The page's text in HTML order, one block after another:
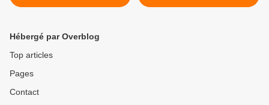
diffusé ce soir sur C8
surveillance" au sommaire
Hébergé par Overblog
Top articles
Pages
Contact